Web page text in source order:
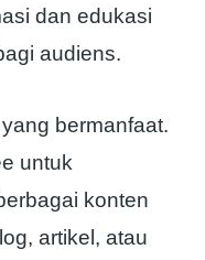
dan edukasi
audiens.
bermanfaat.
untuk
konten
artikel, atau